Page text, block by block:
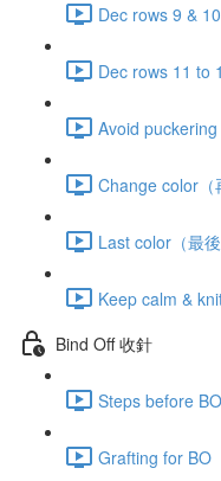
Dec rows 9 &
Dec rows 11 to
Avoid
Change color（
Last color（最
Keep calm &
Bind Off 收針
Steps before
Grafting for BO